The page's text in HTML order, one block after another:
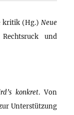
kritik (Hg.) Neue
und
konkret. Von
Unterstützung